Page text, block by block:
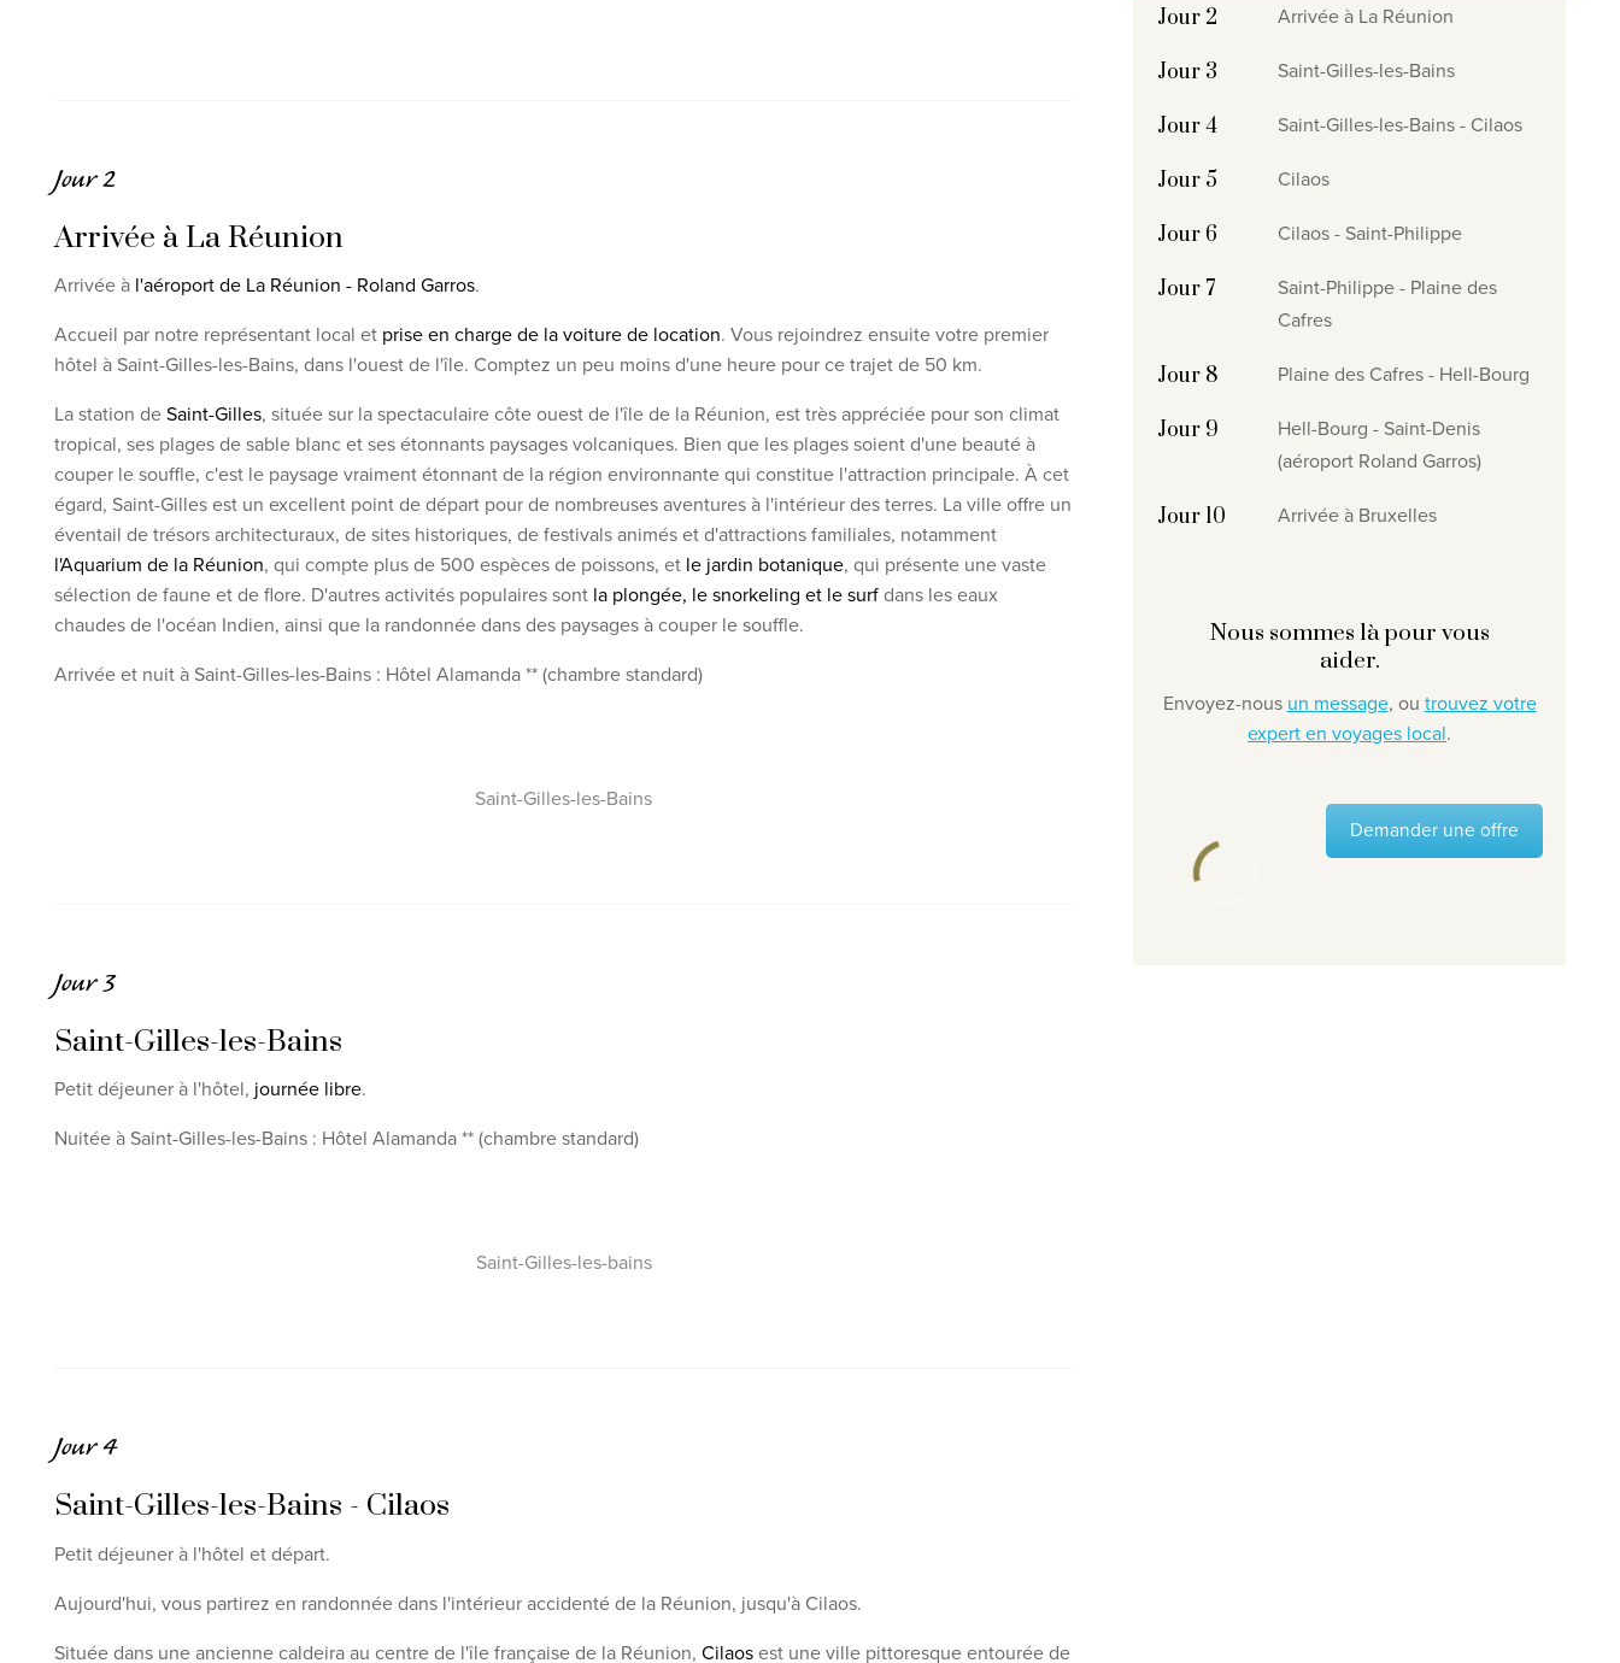
Jour 2
Arrivée à La Réunion
Arrivée à l'aéroport de La Réunion - Roland Garros.
Accueil par notre représentant local et prise en charge de la voiture de location. Vous rejoindrez ensuite votre premier
hôtel à Saint-Gilles-les-Bains, dans l'ouest de l'île. Comptez un peu moins d'une heure pour ce trajet de 50 km.
La station deSaint-Gilles, située sur la spectaculaire côte ouest de l'île de la Réunion, est très appréciée pour son climat
tropical, ses plages de sable blanc et ses étonnants paysages volcaniques. Bien que les plages soient d'une beauté à
couper le souffle, c'est le paysage vraiment étonnant de la région environnante qui constitue l'attraction principale. À cet
égard, Saint-Gilles est un excellent point de départ pour de nombreuses aventures à l'intérieur des terres. La ville offre un
éventail de trésors architecturaux, de sites historiques, de festivals animés et d'attractions familiales, notamment
l'Aquarium de la Réunion, qui compte plus de 500 espèces de poissons, et le jardin botanique, qui présente une vaste
sélection de faune et de flore. D'autres activités populaires sont la plongée, le snorkeling et le surfdans les eaux
chaudes de l'océan Indien, ainsi que la randonnée dans des paysages à couper le souffle.
Arrivée et nuit à Saint-Gilles-les-Bains : Hôtel Alamanda ** (chambre standard)
Saint-Gilles-les-Bains
Jour 3
Saint-Gilles-les-Bains
Petit déjeuner à l'hôtel, journée libre.
Nuitée à Saint-Gilles-les-Bains : Hôtel Alamanda ** (chambre standard)
Saint-Gilles-les-bains
Jour 4
Saint-Gilles-les-Bains - Cilaos
Petit déjeuner à l'hôtel et départ.
Aujourd'hui, vous partirez en randonnée dans l'intérieur accidenté de la Réunion, jusqu'à Cilaos.
Située dans une ancienne caldeira au centre de l'île française de la Réunion, Cilaosest une ville pittoresque entourée de
Jour 2 Arrivée à La Réunion
Jour 3 Saint-Gilles-les-Bains
Jour 4 Saint-Gilles-les-Bains - Cilaos
Jour 5 Cilaos
Jour 6 Cilaos - Saint-Philippe
Jour 7
Saint-Philippe - Plaine des
Cafres
Jour 8 Plaine des Cafres - Hell-Bourg
Jour 9
Hell-Bourg - Saint-Denis
(aéroport Roland Garros)
Jour 10 Arrivée à Bruxelles
Nous sommes là pour vous
aider.
Envoyez-nous un message, ou trouvez votre
expert en voyages local.
Demander une offre